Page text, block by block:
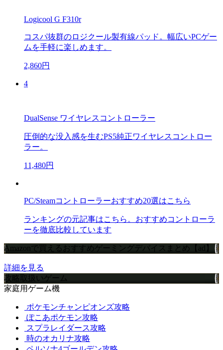
Logicool G F310r
コスパ抜群のロジクール製有線パッド。幅広いPCゲー
ムを手軽に楽しめます。
2,860円
4
DualSense ワイヤレスコントローラー
圧倒的な没入感を生むPS5純正ワイヤレスコントロー
ラー。
11,480円
PC/Steamコントローラーおすすめ20選はこちら
ランキングの元記事はこちら。おすすめコントローラ
ーを徹底比較しています
Amazonで買えるおすすめゲーミングデバイスまとめ【ad】
詳細を見る
攻略取扱いゲーム
家庭用ゲーム機
ポケモンチャンピオンズ攻略
ぽこあポケモン攻略
スプラレイダース攻略
時のオカリナ攻略